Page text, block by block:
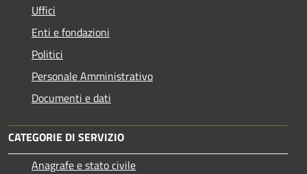
Uffici
Enti e fondazioni
Politici
Personale Amministrativo
Documenti e dati
CATEGORIE DI SERVIZIO
Anagrafe e stato civile